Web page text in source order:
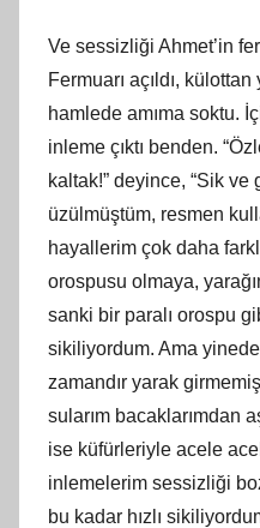
Ve sessizliği Ahmet’in
Fermuarı açıldı, külottan
hamlede amıma soktu.
inleme çıktı benden.
kaltak!” deyince, “Sik ve
üzülmüştüm, resmen
hayallerim çok daha
orospusu olmaya,
sanki bir paralı orospu
sikiliyordum. Ama
zamandır yarak
sularım bacaklarımdan
ise küfürleriyle acele
inlemelerim sessizliği
bu kadar hızlı